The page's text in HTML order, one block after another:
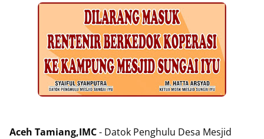
Aceh Tamiang,IMC- Datok Penghulu Desa Mesjid